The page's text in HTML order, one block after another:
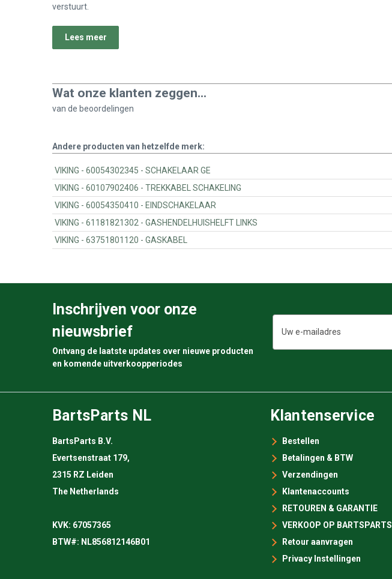
verstuurt.
Lees meer
Wat onze klanten zeggen...
van de beoordelingen
Andere producten van hetzelfde merk:
VIKING - 60054302345 - SCHAKELAAR GE
VIKING - 60107902406 - TREKKABEL SCHAKELING
VIKING - 60054350410 - EINDSCHAKELAAR
VIKING - 61181821302 - GASHENDELHUISHELFT LINKS
VIKING - 63751801120 - GASKABEL
Inschrijven voor onze
nieuwsbrief
Ontvang de laatste updates over nieuwe producten
en komende uitverkoopperiodes
mailadres
Klantenservice
Bestellen
Betalingen & BTW
Verzendingen
Klantenaccounts
RETOUREN & GARANTIE
VERKOOP OP BARTSPARTS
Retour aanvragen
Privacy Instellingen
BartsParts NL
BartsParts B.V.
Evertsenstraat 179,
2315 RZ Leiden
The Netherlands
KVK: 67057365
BTW#: NL856812146B01